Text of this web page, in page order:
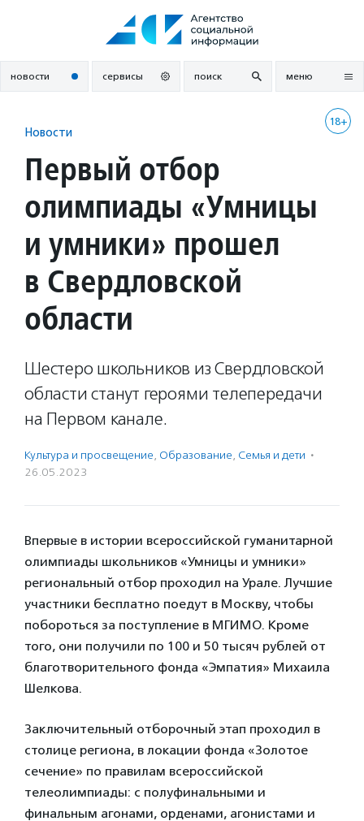
новости сервисы поиск меню
18+
Новости
Первый отбор
олимпиады «Умницы
и умники» прошел
в Свердловской
области
Шестеро школьников из Свердловской
области станут героями телепередачи
на Первом канале.
Культура и просвещение, Образование, Семья и дети ·
26.05.2023
Впервые в истории всероссийской гуманитарной
олимпиады школьников «Умницы и умники»
региональный отбор проходил на Урале. Лучшие
участники бесплатно поедут в Москву, чтобы
побороться за поступление в МГИМО. Кроме
того, они получили по 100 и 50 тысяч рублей от
благотворительного фонда «Эмпатия» Михаила
Шелкова.
Заключительный отборочный этап проходил в
столице региона, в локации фонда «Золотое
сечение» по правилам всероссийской
телеолимпиады: с полуфинальными и
финальным агонами, орденами, агонистами и